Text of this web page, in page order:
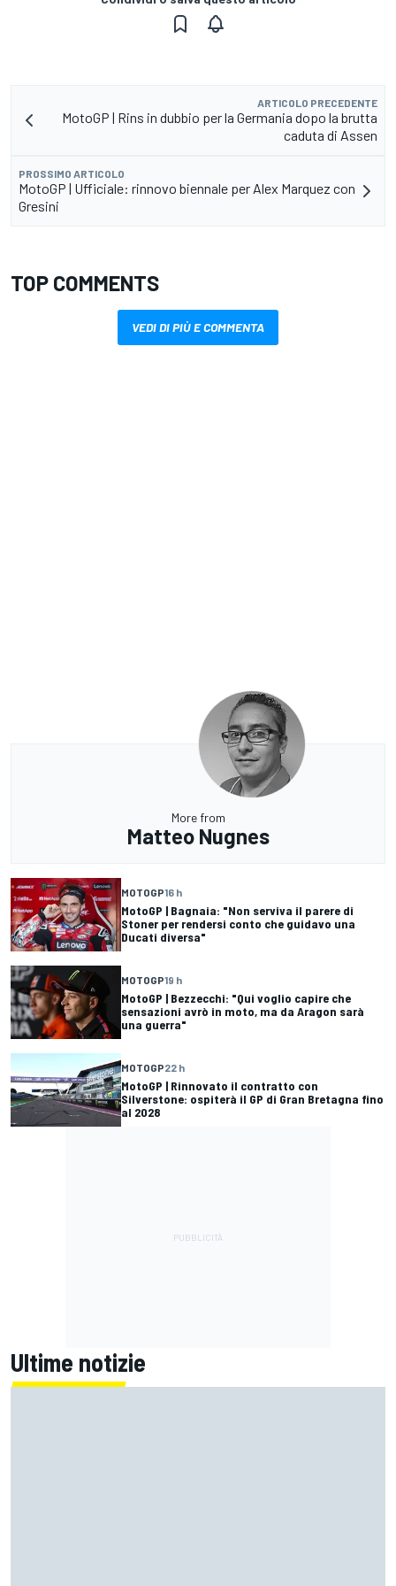
ARTICOLO PRECEDENTE
MotoGP | Rins in dubbio per la Germania dopo la brutta
caduta di Assen
PROSSIMO ARTICOLO
MotoGP | Ufficiale: rinnovo biennale per Alex Marquez con
Gresini
TOP COMMENTS
VEDI DI PIÙ E COMMENTA
More from
Matteo Nugnes
MOTOGP16 h
MotoGP | Bagnaia: "Non serviva il parere di
Stoner per rendersi conto che guidavo una
Ducati diversa"
MOTOGP19 h
MotoGP | Bezzecchi: "Qui voglio capire che
sensazioni avrò in moto, ma da Aragon sarà
una guerra"
MOTOGP22 h
MotoGP | Rinnovato il contratto con
Silverstone: ospiterà il GP di Gran Bretagna fino
al 2028
Ultime notizie